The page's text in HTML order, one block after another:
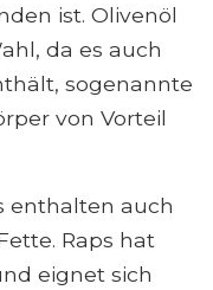
ist. Olivenöl
da es auch
sogenannte
von Vorteil
enthalten auch
Raps hat
eignet sich